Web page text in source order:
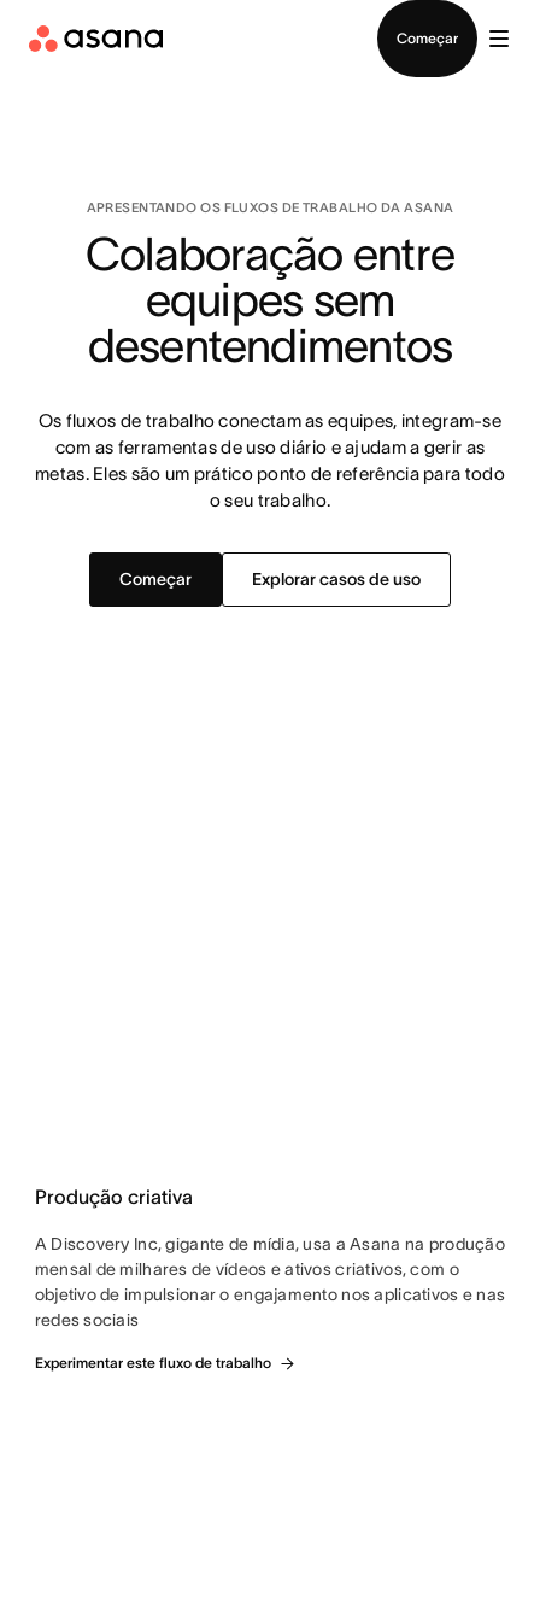
Começar
APRESENTANDO OS FLUXOS DE TRABALHO DA ASANA
Colaboração entre
equipes sem
desentendimentos
Os fluxos de trabalho conectam as equipes, integram-se
com as ferramentas de uso diário e ajudam a gerir as
metas. Eles são um prático ponto de referência para todo
o seu trabalho.
Começar Explorar casos de uso
Produção criativa
A Discovery Inc, gigante de mídia, usa a Asana na produção
mensal de milhares de vídeos e ativos criativos, com o
objetivo de impulsionar o engajamento nos aplicativos e nas
redes sociais
Experimentar este fluxo de trabalho